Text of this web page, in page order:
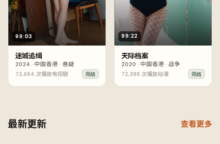
99:03
迷城追缉
2024 · 中国香港 · 悬疑
72,694 次播放电视剧 完结
99:22
天际档案
2020 · 中国香港 · 战争
72,388 次播放动漫 完结
最新更新 查看更多